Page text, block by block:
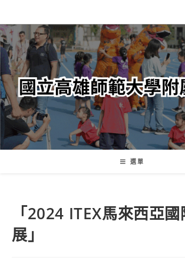
轉
至
主
內
容
選單
「2024 ITEX馬來西亞
展」